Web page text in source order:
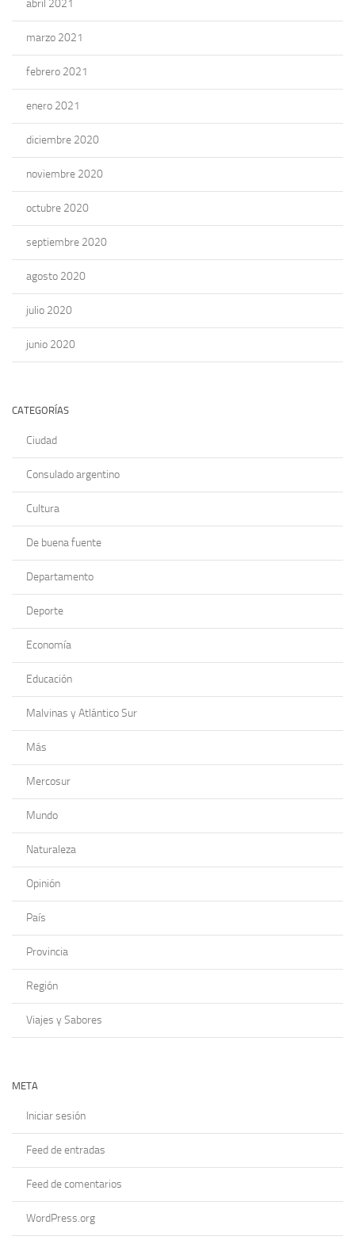
abril 2021
marzo 2021
febrero 2021
enero 2021
diciembre 2020
noviembre 2020
octubre 2020
septiembre 2020
agosto 2020
julio 2020
junio 2020
CATEGORÍAS
Ciudad
Consulado argentino
Cultura
De buena fuente
Departamento
Deporte
Economía
Educación
Malvinas y Atlántico Sur
Más
Mercosur
Mundo
Naturaleza
Opinión
País
Provincia
Región
Viajes y Sabores
META
Iniciar sesión
Feed de entradas
Feed de comentarios
WordPress.org